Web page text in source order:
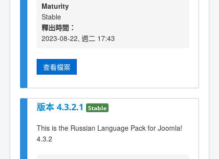
Maturity
Stable
釋出時間：
2023-08-22, 週二 17:43
查看檔案
版本 4.3.2.1 Stable
This is the Russian Language Pack for Joomla!
4.3.2